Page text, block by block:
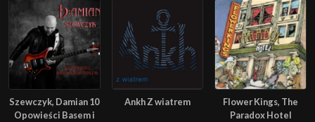
Szewczyk, Damian 10
Opowieści Basem i
Ankh Z wiatrem
Flower Kings, The
Paradox Hotel